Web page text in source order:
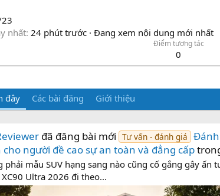
nhất 24 phút trước · Đang xem nội dung mới nhất
Điểm tương tác
0
đây Các bài đăng Giới thiệu
đã đăng bài mới Tư vấn - đánh giá Đánh
cho người đề cao sự an toàn và đẳng cấp
phải mẫu SUV hạng sang nào cũng cố gắng gây
Ultra 2026 đi theo...